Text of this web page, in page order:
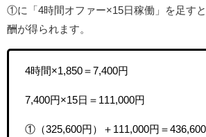
①に「4時間オファー×15日稼働」を足す
酬が得られます。
4時間×1,850＝7,400円
7,400円×15日＝111,000円
①（325,600円）＋111,000円＝